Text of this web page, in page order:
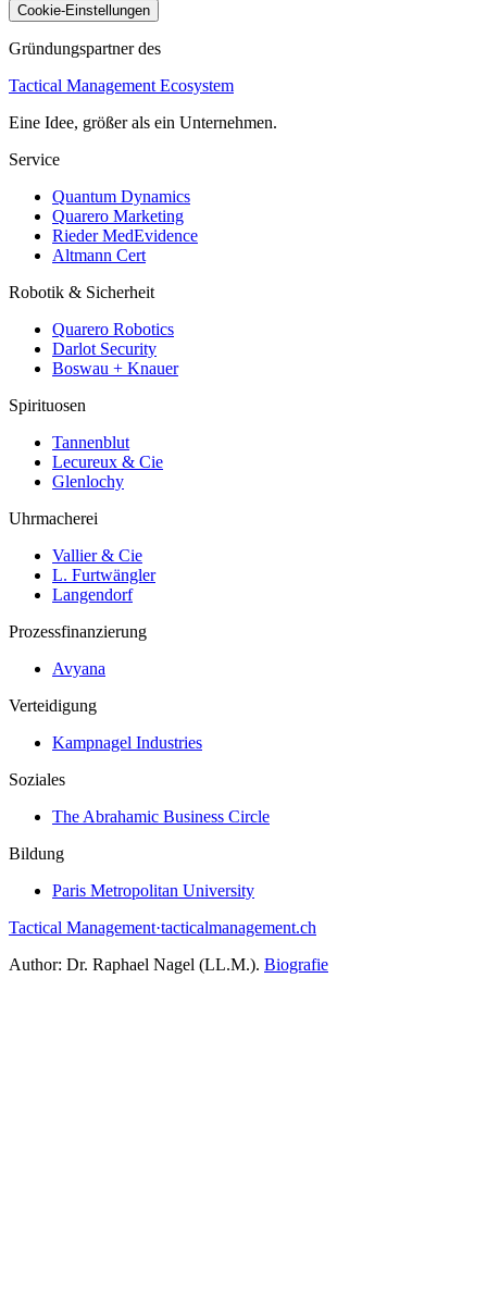
Cookie-Einstellungen
Gründungspartner des
Tactical Management Ecosystem
Eine Idee, größer als ein Unternehmen.
Service
Quantum Dynamics
Quarero Marketing
Rieder MedEvidence
Altmann Cert
Robotik & Sicherheit
Quarero Robotics
Darlot Security
Boswau + Knauer
Spirituosen
Tannenblut
Lecureux & Cie
Glenlochy
Uhrmacherei
Vallier & Cie
L. Furtwängler
Langendorf
Prozessfinanzierung
Avyana
Verteidigung
Kampnagel Industries
Soziales
The Abrahamic Business Circle
Bildung
Paris Metropolitan University
Tactical Management·tacticalmanagement.ch
Author: Dr. Raphael Nagel (LL.M.). Biografie